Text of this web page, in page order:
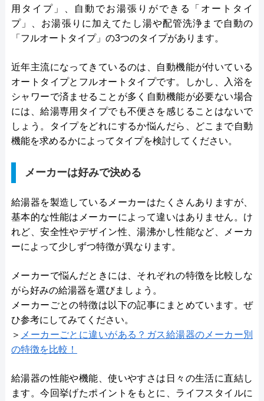
用タイプ」、自動でお湯張りができる「オートタイ
プ」、お湯張りに加えてたし湯や配管洗浄まで自動の
「フルオートタイプ」の3つのタイプがあります。
近年主流になってきているのは、自動機能が付いている
オートタイプとフルオートタイプです。しかし、入浴を
シャワーで済ませることが多く自動機能が必要ない場合
には、給湯専用タイプでも不便さを感じることはないで
しょう。タイプをどれにするか悩んだら、どこまで自動
機能を求めるかによってタイプを検討してください。
メーカーは好みで決める
給湯器を製造しているメーカーはたくさんありますが、
基本的な性能はメーカーによって違いはありません。け
れど、安全性やデザイン性、湯沸かし性能など、メーカ
ーによって少しずつ特徴が異なります。
メーカーで悩んだときには、それぞれの特徴を比較しな
がら好みの給湯器を選びましょう。
メーカーごとの特徴は以下の記事にまとめています。ぜ
ひ参考にしてみてください。
＞ メーカーごとに違いがある？ガス給湯器のメーカー別
の特徴を比較！
給湯器の性能や機能、使いやすさは日々の生活に直結し
ます。今回挙げたポイントをもとに、ライフスタイルに